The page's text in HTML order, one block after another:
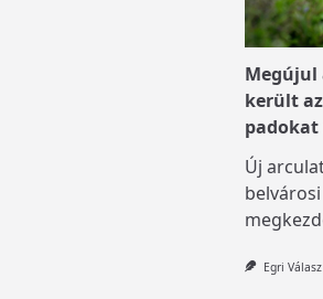
Megújul
került
padokat
Új
Egri Válasz